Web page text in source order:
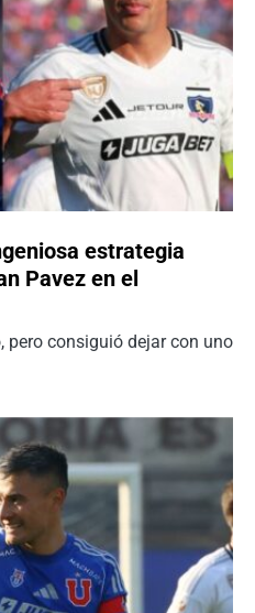
estrategia
Pavez en el
pero consiguió dejar con uno